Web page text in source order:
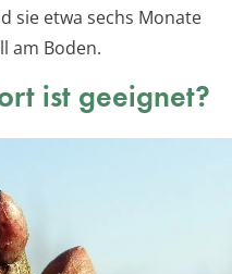
sie etwa sechs Monate
am Boden.
ist geeignet?